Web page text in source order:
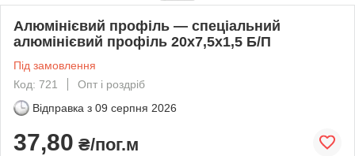
Алюмінієвий профіль — спеціальний
алюмінієвий профіль 20х7,5х1,5 Б/П
Під замовлення
Код: 721
Опт і роздріб
Відправка з 09 серпня 2026
37,80 ₴/пог.м